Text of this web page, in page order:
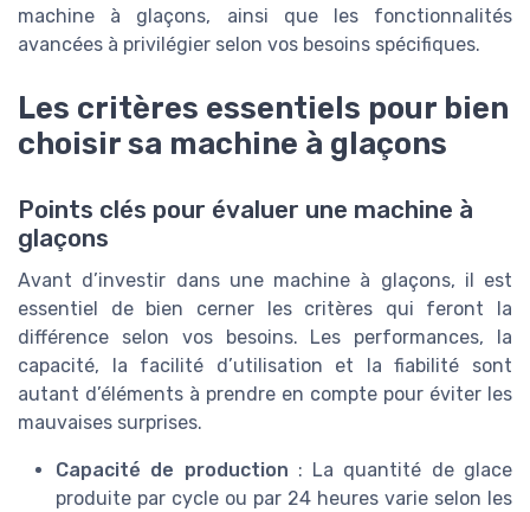
machine à glaçons, ainsi que les fonctionnalités
avancées à privilégier selon vos besoins spécifiques.
Les critères essentiels pour bien
choisir sa machine à glaçons
Points clés pour évaluer une machine à
glaçons
Avant d’investir dans une machine à glaçons, il est
essentiel de bien cerner les critères qui feront la
différence selon vos besoins. Les performances, la
capacité, la facilité d’utilisation et la fiabilité sont
autant d’éléments à prendre en compte pour éviter les
mauvaises surprises.
Capacité de production : La quantité de glace
produite par cycle ou par 24 heures varie selon les